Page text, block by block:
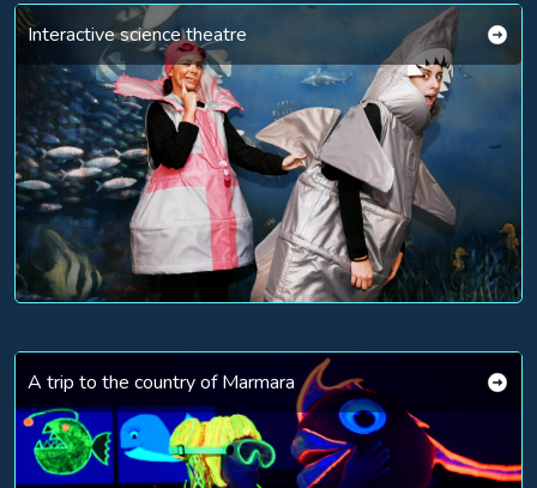
Interactive science theatre
A trip to the country of Marmara